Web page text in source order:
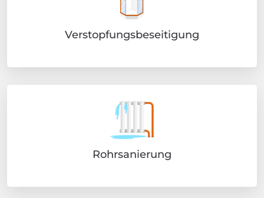
Verstopfungsbeseitigung
Rohrsanierung